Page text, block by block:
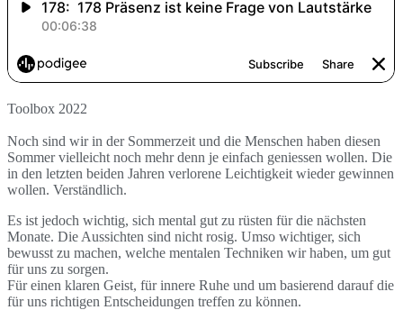
Toolbox 2022
Noch sind wir in der Sommerzeit und die Menschen haben diesen
Sommer vielleicht noch mehr denn je einfach geniessen wollen. Die
in den letzten beiden Jahren verlorene Leichtigkeit wieder gewinnen
wollen. Verständlich.
Es ist jedoch wichtig, sich mental gut zu rüsten für die nächsten
Monate. Die Aussichten sind nicht rosig. Umso wichtiger, sich
bewusst zu machen, welche mentalen Techniken wir haben, um gut
für uns zu sorgen.
Für einen klaren Geist, für innere Ruhe und um basierend darauf die
für uns richtigen Entscheidungen treffen zu können.